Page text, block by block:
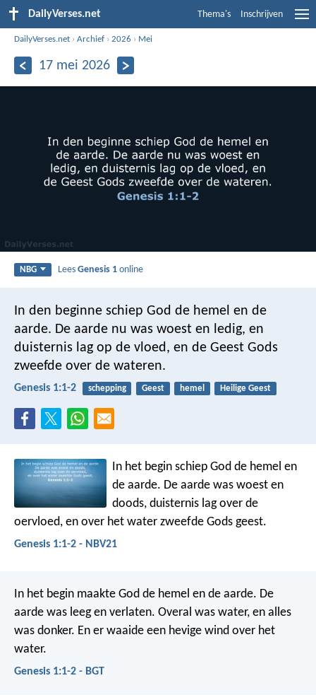
DailyVerses.net Thema's Inschrijven
DailyVerses.net ›Archief ›2026 › Mei
17 mei 2026
NBG LeesGenesis 1 online
In den beginne schiep God de hemel en de
aarde. De aarde nu was woest en ledig, en
duisternis lag op de vloed, en de Geest Gods
zweefde over de wateren.
Genesis 1:1-2 schepping Geest hemel Heilige Geest
In het begin schiep God de hemel en
de aarde. De aarde was woest en
doods, duisternis lag over de
oervloed, en over het water zweefde Gods geest.
Genesis 1:1-2 - NBV21
In het begin maakte God de hemel en de aarde. De
aarde was leeg en verlaten. Overal was water, en alles
was donker. En er waaide een hevige wind over het
water.
Genesis 1:1-2 - BGT